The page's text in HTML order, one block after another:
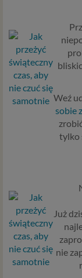
Weź
sobie
tylko
Już
nie
profilu
w stanie
korzystać.
z prawnie
przez
usługach)
promocji